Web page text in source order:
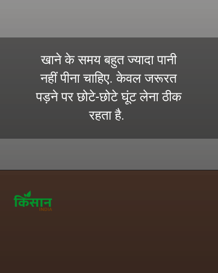
खाने के समय बहुत ज्यादा पानी
नहीं पीना चाहिए. केवल जरूरत
पड़ने पर छोटे-छोटे घूंट लेना ठीक
रहता है.